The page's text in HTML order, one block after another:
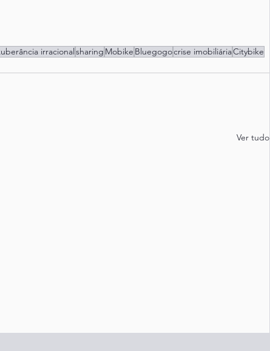
irracionalsharing Mobike Bluegogocrise imobiliáriaCitybike
Ver tudo